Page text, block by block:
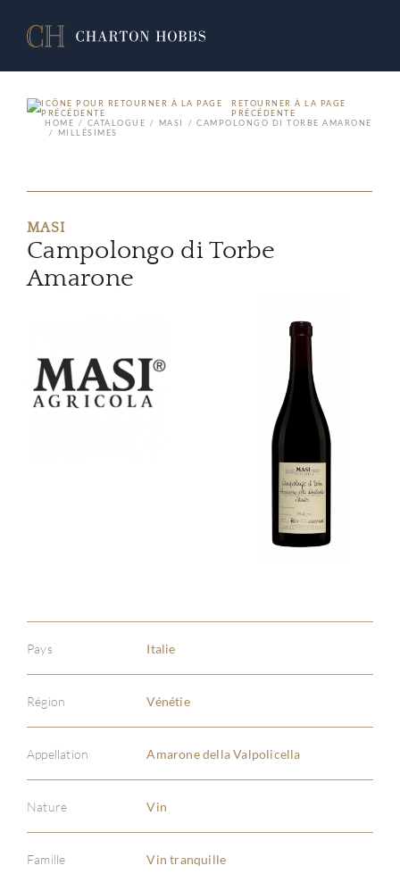
RETOURNER À LA PAGE
PRÉCÉDENTE
HOME
CATALOGUE MASI
CAMPOLONGO DI TORBE AMARONE
MILLÉSIMES
MASI
Campolongo di Torbe
Amarone
Pays Italie
Région Vénétie
Appellation Amarone della Valpolicella
Nature Vin
Famille Vin tranquille